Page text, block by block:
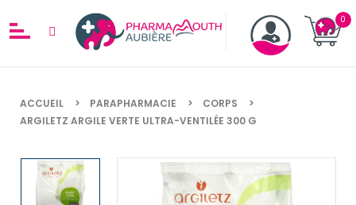
ACCUEIL PARAPHARMACIE
CORPS
ARGILETZ ARGILE VERTE ULTRA-VENTILÉE 300 G